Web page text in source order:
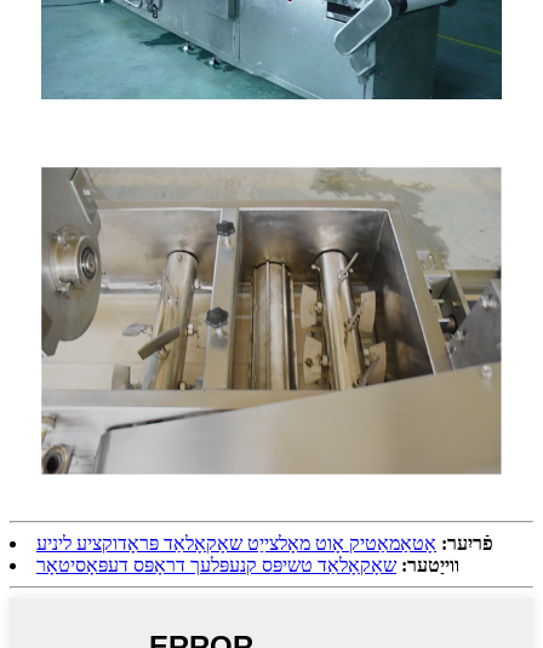
פֿריִער: אָטאַמאַטיק אָוט מאָלצייַט שאָקאָלאַד פּראָדוקציע ליניע
ווייַטער: שאָקאָלאַד טשיפּס קנעפּלעך דראָפּס דעפּאָסיטאָר